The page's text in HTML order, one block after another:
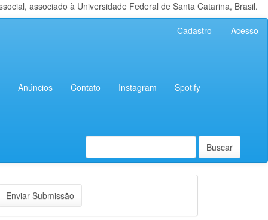
associado à Universidade Federal de Santa Catarina, Brasil.
Cadastro Acesso
Anúncios Contato Instagram Spotify
Buscar
Enviar Submissão